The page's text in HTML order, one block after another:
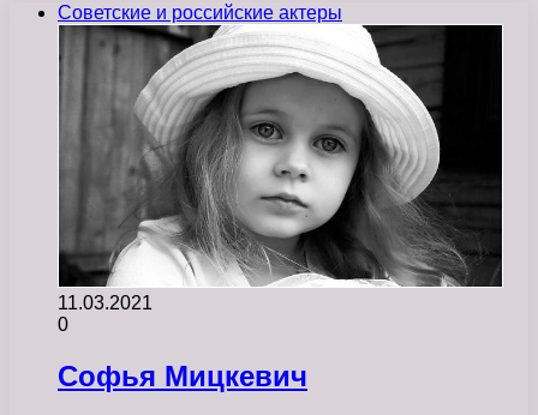
Советские и российские актеры
11.03.2021
0
Софья Мицкевич